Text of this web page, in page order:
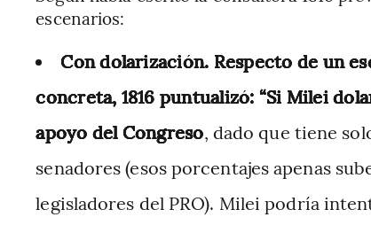
escenarios:
Con dolarización. Respecto de un
concreta, 1816 puntualizó: “Si Milei
apoyo del Congreso, dado que tiene
senadores (esos porcentajes apenas
legisladores del PRO). Milei podría